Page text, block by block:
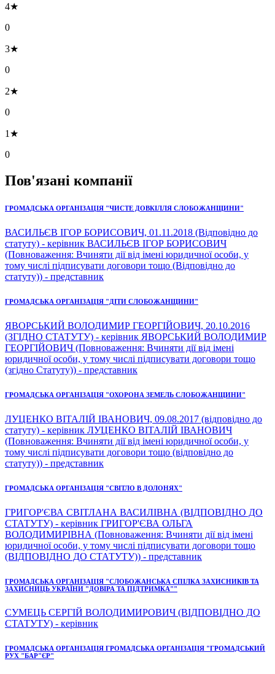
4★
0
3★
0
2★
0
1★
0
Пов'язані компанії
ГРОМАДСЬКА ОРГАНІЗАЦІЯ "ЧИСТЕ ДОВКІЛЛЯ СЛОБОЖАНЩИНИ"
ВАСИЛЬЄВ ІГОР БОРИСОВИЧ, 01.11.2018 (Відповідно до
статуту) - керівник ВАСИЛЬЄВ ІГОР БОРИСОВИЧ
(Повноваження: Вчиняти дії від імені юридичної особи, у
тому числі підписувати договори тощо (Відповідно до
статуту)) - представник
ГРОМАДСЬКА ОРГАНІЗАЦІЯ "ДІТИ СЛОБОЖАНЩИНИ"
ЯВОРСЬКИЙ ВОЛОДИМИР ГЕОРГІЙОВИЧ, 20.10.2016
(ЗГІДНО СТАТУТУ) - керівник ЯВОРСЬКИЙ ВОЛОДИМИР
ГЕОРГІЙОВИЧ (Повноваження: Вчиняти дії від імені
юридичної особи, у тому числі підписувати договори тощо
(згідно Статуту)) - представник
ГРОМАДСЬКА ОРГАНІЗАЦІЯ "ОХОРОНА ЗЕМЕЛЬ СЛОБОЖАНЩИНИ"
ЛУЦЕНКО ВІТАЛІЙ ІВАНОВИЧ, 09.08.2017 (відповідно до
статуту) - керівник ЛУЦЕНКО ВІТАЛІЙ ІВАНОВИЧ
(Повноваження: Вчиняти дії від імені юридичної особи, у
тому числі підписувати договори тощо (відповідно до
статуту)) - представник
ГРОМАДСЬКА ОРГАНІЗАЦІЯ "СВІТЛО В ДОЛОНЯХ"
ГРИГОР'ЄВА СВІТЛАНА ВАСИЛІВНА (ВІДПОВІДНО ДО
СТАТУТУ) - керівник ГРИГОР'ЄВА ОЛЬГА
ВОЛОДИМИРІВНА (Повноваження: Вчиняти дії від імені
юридичної особи, у тому числі підписувати договори тощо
(ВІДПОВІДНО ДО СТАТУТУ)) - представник
ГРОМАДСЬКА ОРГАНІЗАЦІЯ "СЛОБОЖАНСЬКА СПІЛКА ЗАХИСНИКІВ ТА
ЗАХИСНИЦЬ УКРАЇНИ "ДОВІРА ТА ПІДТРИМКА""
СУМЕЦЬ СЕРГІЙ ВОЛОДИМИРОВИЧ (ВІДПОВІДНО ДО
СТАТУТУ) - керівник
ГРОМАДСЬКА ОРГАНІЗАЦІЯ ГРОМАДСЬКА ОРГАНІЗАЦІЯ "ГРОМАДСЬКИЙ
РУХ "БАР"ЄР"